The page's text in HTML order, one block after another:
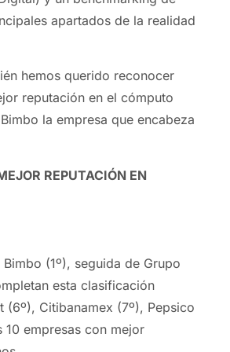
apartados de la realidad
hemos querido reconocer
reputación en el cómputo
la empresa que encabeza
REPUTACIÓN EN
(1º), seguida de Grupo
esta clasificación
(6º), Citibanamex (7º), Pepsico
10 empresas con mejor